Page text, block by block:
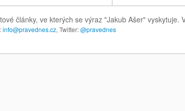
články, ve kterých se výraz "Jakub Ašer" vyskytuje.
info@pravednes.cz, Twitter:@pravednes